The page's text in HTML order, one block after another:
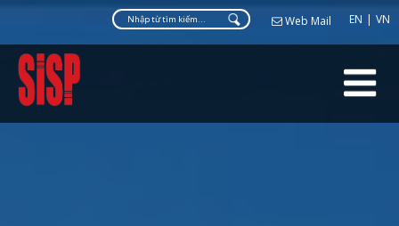
Web